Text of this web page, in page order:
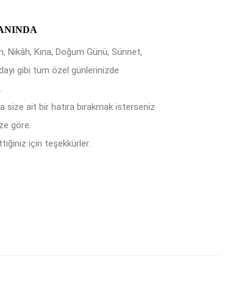
Nikâh, Kına, Doğum Günü, Sünnet,
gibi tüm özel günlerinizde
size ait bir hatıra bırakmak isterseniz
göre.
için teşekkürler.